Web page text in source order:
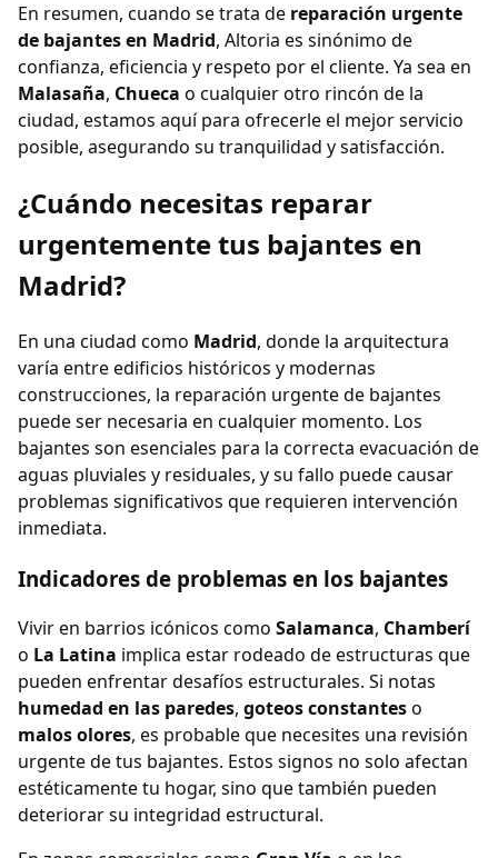
En resumen, cuando se trata de reparación urgente
de bajantes en Madrid, Altoria es sinónimo de
confianza, eficiencia y respeto por el cliente. Ya sea en
Malasaña, Chueca o cualquier otro rincón de la
ciudad, estamos aquí para ofrecerle el mejor servicio
posible, asegurando su tranquilidad y satisfacción.
¿Cuándo necesitas reparar
urgentemente tus bajantes en
Madrid?
En una ciudad como Madrid, donde la arquitectura
varía entre edificios históricos y modernas
construcciones, la reparación urgente de bajantes
puede ser necesaria en cualquier momento. Los
bajantes son esenciales para la correcta evacuación de
aguas pluviales y residuales, y su fallo puede causar
problemas significativos que requieren intervención
inmediata.
Indicadores de problemas en los bajantes
Vivir en barrios icónicos como Salamanca, Chamberí
o La Latina implica estar rodeado de estructuras que
pueden enfrentar desafíos estructurales. Si notas
humedad en las paredes, goteos constanteso
malos olores, es probable que necesites una revisión
urgente de tus bajantes. Estos signos no solo afectan
estéticamente tu hogar, sino que también pueden
deteriorar su integridad estructural.